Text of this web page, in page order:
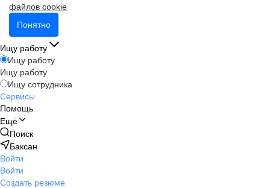
файлов cookie
Понятно
Ищу работу
Ищу работу
Ищу работу
Ищу сотрудника
Сервисы
Помощь
Ещё
Поиск
Баксан
Войти
Войти
Создать резюме